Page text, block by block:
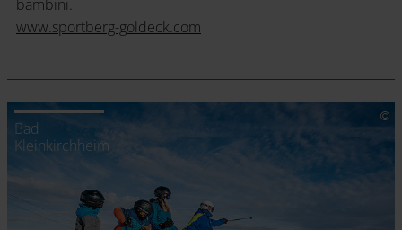
bambini.
www.sportberg-goldeck.com
Bad
Kleinkirchheim